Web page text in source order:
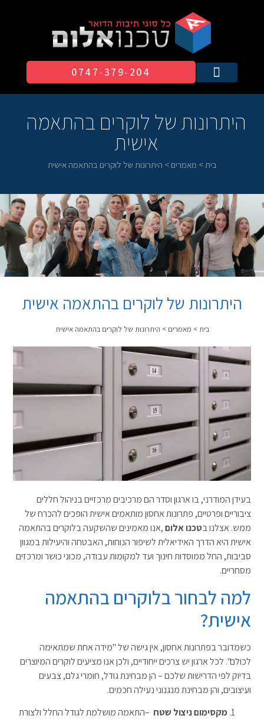
0747-379-204​
היתרונות של לוקרים בהתאמה
אישית
בית> מאמרים > היתרונות של לוקרים בהתאמה אישית
היתרונות של לוקרים בהתאמה אישית
בית> מאמרים > היתרונות של לוקרים בהתאמה אישית
בעידן המודרני, בו ארגון וסדר הם מרכיבים מרכזיים בניהול חללים
ציבוריים ופרטיים, פתרונות אחסון מותאמים אישית הופכים להכרח של
ממש. אצלנו בטכנו אלום,אנו מאמינים שהשקעה בלוקרים בהתאמה
אישית היא הדרך האידיאלית לשיפור הנוחות, האבטחה והיעילות במגוון
סביבות, החל ממוסדות חינוך ועד למקומות עבודה, מכוני כושר ומרכזים
מסחריים.
למה לבחור בלוקרים בהתאמה
אישית?
כשמדובר בפתרונות אחסון, אין גישה של "מידה אחת שמתאימה
לכולם". לכל ארגון יש צרכים ייחודיים, ולכן אנו מציעים לוקריםהמיוצרים
בדיוק לפי הדרישות שלכם – הן מבחינת גודל, חומרי גלם, צבעים
ועיצובים, והן מבחינת מנגנוני נעילה חכמים.
מקסימום ניצול שטח –התאמה מושלמת לגודל החלל ולצורת